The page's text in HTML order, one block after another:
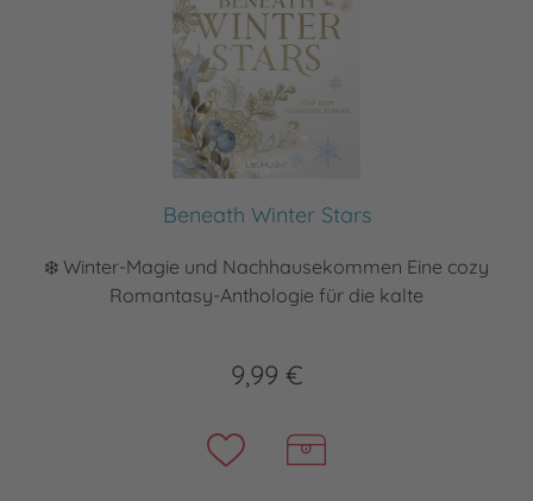
Beneath Winter Stars
❄️ Winter-Magie und Nachhausekommen Eine cozy
Romantasy-Anthologie für die kalte
9,99 €